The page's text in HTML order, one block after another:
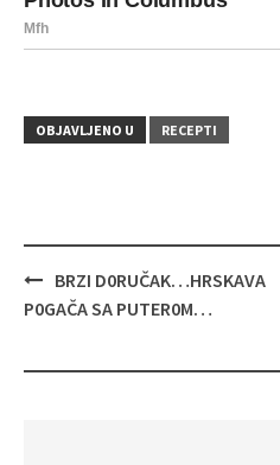
OBJAVLJENO U RECEPTI
Navigacija
objava
BRZI D0RUČAK…HRSKAVA
P0GAČA SA PUTER0M…